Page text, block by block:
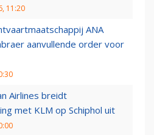
11:20
ANA
aanvullende order voor
Airlines breidt
met KLM op Schiphol uit